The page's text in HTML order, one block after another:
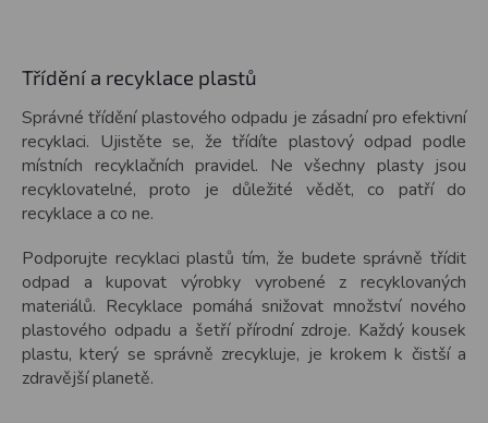
Třídění a recyklace plastů
Správné třídění plastového odpadu je zásadní pro efektivní
recyklaci. Ujistěte se, že třídíte plastový odpad podle
místních recyklačních pravidel. Ne všechny plasty jsou
recyklovatelné, proto je důležité vědět, co patří do
recyklace a co ne.
Podporujte recyklaci plastů tím, že budete správně třídit
odpad a kupovat výrobky vyrobené z recyklovaných
materiálů. Recyklace pomáhá snižovat množství nového
plastového odpadu a šetří přírodní zdroje. Každý kousek
plastu, který se správně zrecykluje, je krokem k čistší a
zdravější planetě.